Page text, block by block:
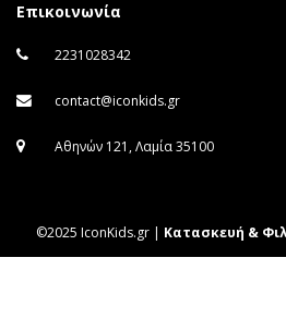
Επικοινωνία
2231028342
contact@iconkids.gr
Αθηνών 121, Λαμία 35100
©2025 IconKids.gr | Κατασκευή &